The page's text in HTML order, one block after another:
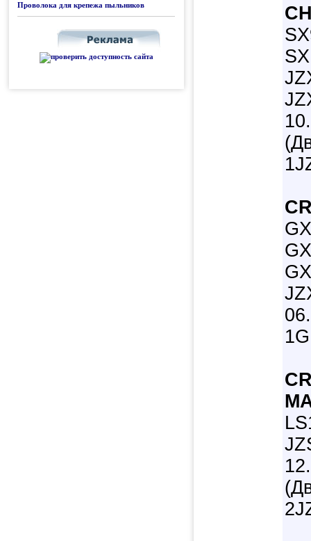
Проволока для крепежа пыльников